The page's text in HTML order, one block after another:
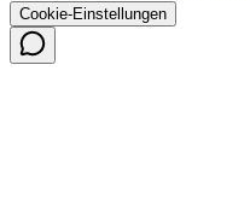
Cookie-Einstellungen